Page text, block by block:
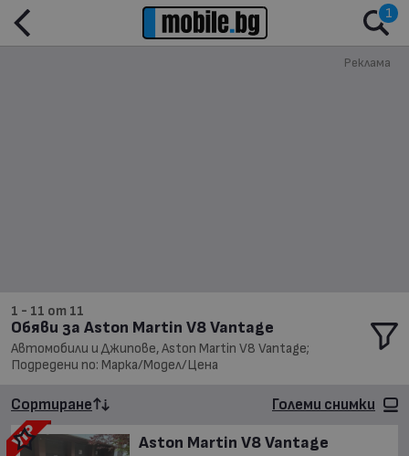
Реклама
1
1 - 11 от 11
Обяви за Aston Martin V8 Vantage
Автомобили и Джипове, Aston Martin V8 Vantage;
Подредени по: Марка/Модел/Цена
Сортиране Големи снимки
Aston Martin V8 Vantage